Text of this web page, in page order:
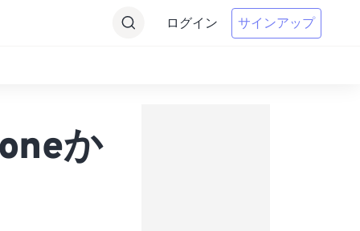
ログイン サインアップ
か